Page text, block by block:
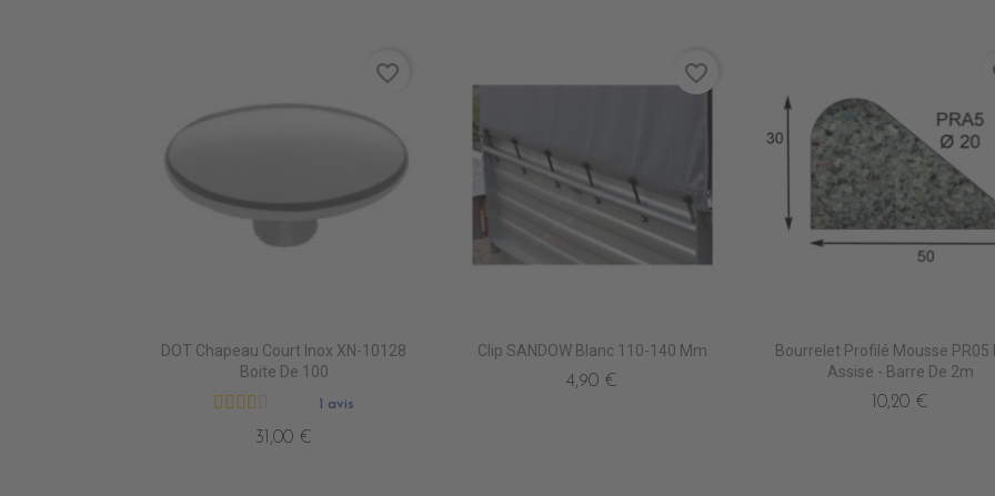
DOT Chapeau Court Inox XN-10128
Boite De 100
1 avis
31,00 €
favorite_border
Clip SANDOW Blanc 110-140 Mm
4,90 €
favorite_border
Bourrelet Profilé Mousse PR05
Assise - Barre De 2m
10,20 €